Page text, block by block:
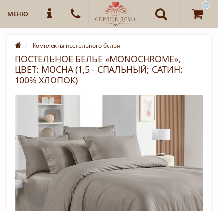
МЕНЮ
0
Комплекты постельного белья
ПОСТЕЛЬНОЕ БЕЛЬЕ «MONOCHROME»,
ЦВЕТ: MOCHA (1,5 - СПАЛЬНЫЙ; САТИН:
100% ХЛОПОК)